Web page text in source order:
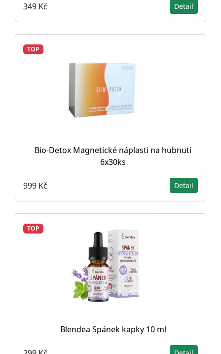
349 Kč Detail
TOP
Bio-Detox Magnetické náplasti na hubnutí
6x30ks
999 Kč Detail
TOP
Blendea Spánek kapky 10 ml